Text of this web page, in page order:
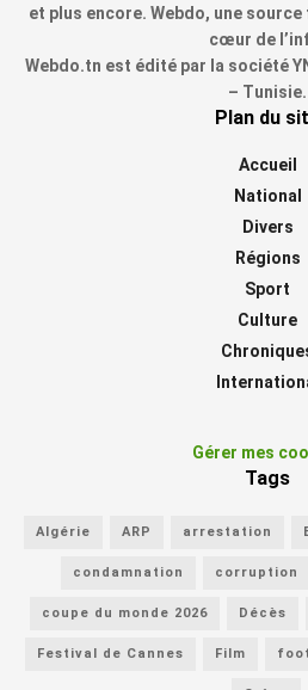
et plus encore. Webdo, une
cœur de
Webdo.tn est édité par la société
– Tunisie.
Plan du
Accueil
National
Divers
Régions
Sport
Culture
Gérer mes
Tags
Algérie ARP arrestation
condamnation corruption
coupe du monde 2026 Décès
Festival de Cannes Film